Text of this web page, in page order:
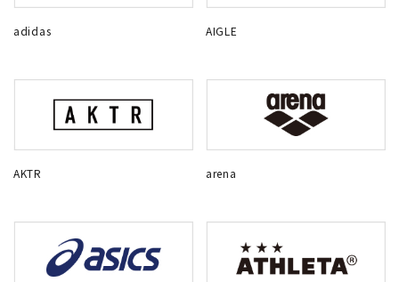
adidas AIGLE
AKTR arena